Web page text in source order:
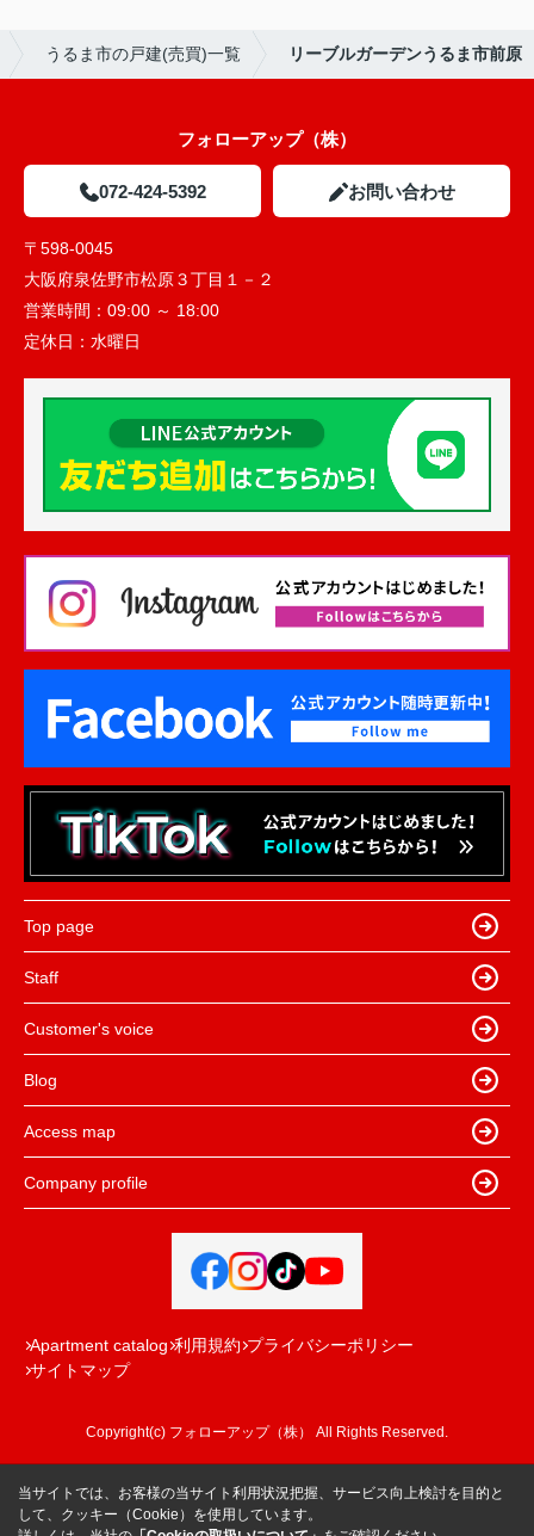
うるま市の戸建(売買)一覧 リーブルガーデンうるま市前原
フォローアップ（株）
072-424-5392 お問い合わせ
〒598-0045
大阪府泉佐野市松原３丁目１－２
営業時間： 09:00 ～ 18:00
定休日： 水曜日
Top page
Staff
Customer's voice
Blog
Access map
Company profile
Apartment catalog 利用規約 プライバシーポリシー
サイトマップ
Copyright(c) フォローアップ（株） All Rights Reserved.
当サイトでは、お客様の当サイト利用状況把握、サービス向上検討を目的と
して、クッキー（Cookie）を使用しています。